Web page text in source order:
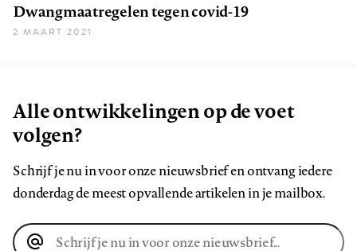
Dwangmaatregelen tegen covid-19
2 MAART 2021
Alle ontwikkelingen op de voet
volgen?
Schrijf je nu in voor onze nieuwsbrief en ontvang iedere
donderdag de meest opvallende artikelen in je mailbox.